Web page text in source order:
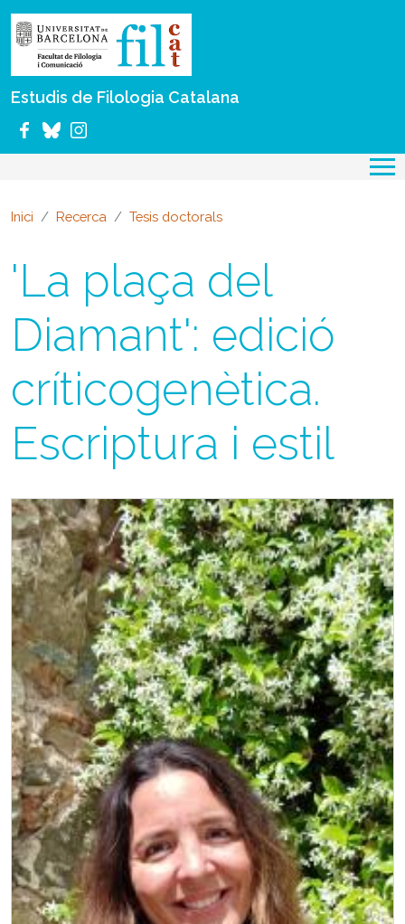
Estudis de Filologia Catalana
Inici Recerca Tesis doctorals
'La plaça del
Diamant': edició
críticogenètica.
Escriptura i estil